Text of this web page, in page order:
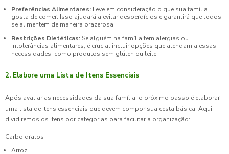
Preferências Alimentares: Leve em consideração o que sua família
gosta de comer. Isso ajudará a evitar desperdícios e garantirá que todos
se alimentem de maneira prazerosa.
Restrições Dietéticas: Se alguém na família tem alergias ou
intolerâncias alimentares, é crucial incluir opções que atendam a essas
necessidades, como produtos sem glúten ou leite.
2. Elabore uma Lista de Itens Essenciais
Após avaliar as necessidades da sua família, o próximo passo é elaborar
uma lista de itens essenciais que devem compor sua cesta básica. Aqui,
dividiremos os itens por categorias para facilitar a organização:
Carboidratos
Arroz